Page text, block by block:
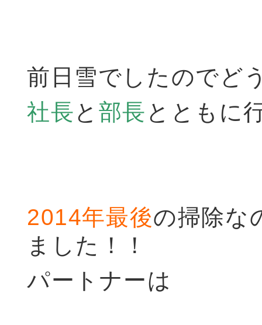
前日雪でしたのでど
社長と 部長 とともに
2014年最後の掃除な
ました！！
パートナーは